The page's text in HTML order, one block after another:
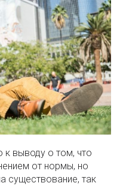
к выводу о том, что
от нормы, но
существование, так